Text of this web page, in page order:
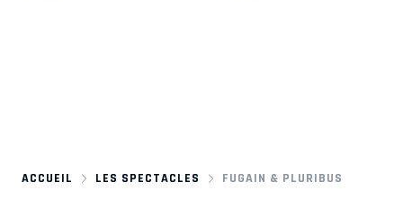
ACCUEIL LES SPECTACLES FUGAIN & PLURIBUS